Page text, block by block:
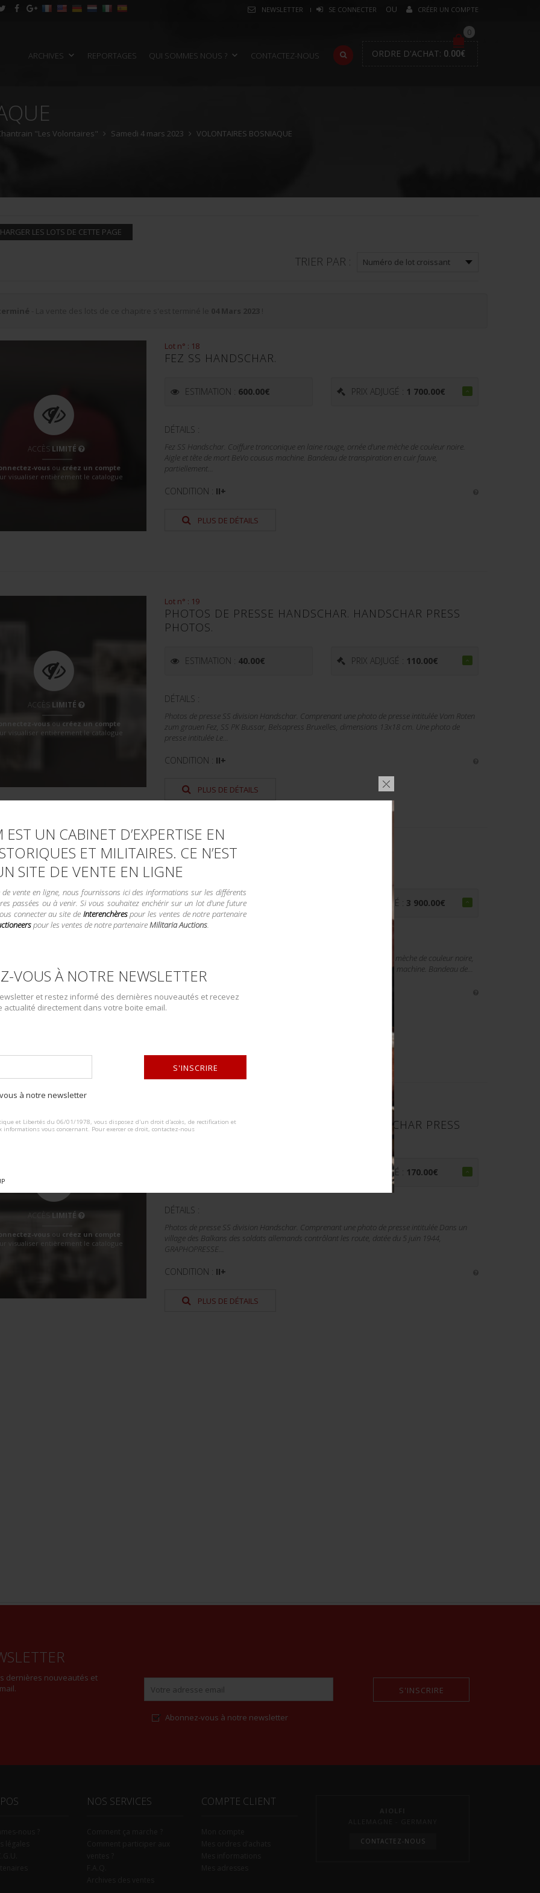
UN CABINET D’EXPERTISE EN
ET MILITAIRES. CE N’EST
SITE DE VENTE EN LIGNE
vente en ligne, nous fournissons ici des informations sur les différents
passées ou à venir. Si vous souhaitez enchérir sur un lot d'une future
connecter au site de Interenchèrespour les ventes de notre partenaire
pour les ventes de notre partenaireMilitaria Auctions.
VOUS À NOTRE NEWSLETTER
et restez informé des dernières nouveautés et recevez
actualité directement dans votre boite email.
à notre newsletter
S'INSCRIRE
et Libertés du 06/01/1978, vous disposez d'un droit d'accès, de rectification et
informations vous concernant. Pour exercer ce droit, contactez-nous
NEWSLETTER SE CONNECTER CRÉER UN COMPTE
ARCHIVES REPORTAGES QUI SOMMES NOUS ? CONTACTEZ-NOUS
0
ORDRE D'ACHAT: 0.00€
"Les Volontaires" Samedi 4 mars 2023 VOLONTAIRES BOSNIAQUE
LES LOTS DE CETTE PAGE
TRIER PAR :
ACCÈS LIMITÉ
vous ou créez un compte
visualiser entièrement le catalogue
Lot n° : 18
FEZ SS HANDSCHAR.
ESTIMATION : 600.00€ PRIX ADJUGÉ : 1 700.00€
DÉTAILS :
Fez SS Handschar. Coiffure tronconique en laine rouge, ornée d'une mèche de couleur noire.
Aigle et tête de mort BeVo cousus machine. Bandeau de transpiration en cuir fauve,
partiellement...
CONDITION : II+
PLUS DE DÉTAILS
ACCÈS LIMITÉ
vousou créez un compte
visualiser entièrement le catalogue
Lot n° : 19
PHOTOS DE PRESSE HANDSCHAR. HANDSCHAR PRESS
PHOTOS.
ESTIMATION : 40.00€ PRIX ADJUGÉ : 110.00€
DÉTAILS :
Photos de presse SS division Handschar. Comprenant une photo de presse intitulée Vom Roten
zum grauen Fez, SS PK Bussar, Belsapress Bruxelles, dimensions 13x18 cm. Une photo de
presse intitulée Le...
CONDITION : II+
PLUS DE DÉTAILS
vousoucréez un compte
Lot n° : 20
FEZ SS HANDSCHAR.
ESTIMATION :1 000.00 PRIX ADJUGÉ : 3 900.00€
Fez SS Handschar. Coiffure tronconique en drap feldgrau, ornée d'une mèche de couleur noire,
celle-ci est visiblement après-guerre. Aigle et tête de mort BeVo cousus machine. Bandeau de...
CONDITION :
ACCÈS LIMITÉ
vous ou créez un compte
visualiser entièrement le catalogue
PHOTOS DE PRESSE HANDSCHAR. HANDSCHAR PRESS
PRIX ADJUGÉ : 170.00€
DÉTAILS :
Photos de presse SS division Handschar. Comprenant une photo de presse intitulée Dans un
village des Balkans des soldats allemands contrôlant les route, datée du 5 juin 1944,
GRAPHOPRESSE...
CONDITION : II+
PLUS DE DÉTAILS
dernières nouveautés et
Abonnez-vous à notre newsletter
S'INSCRIRE
NOS SERVICES COMPTE CLIENT
CONTACTEZ-NOUS